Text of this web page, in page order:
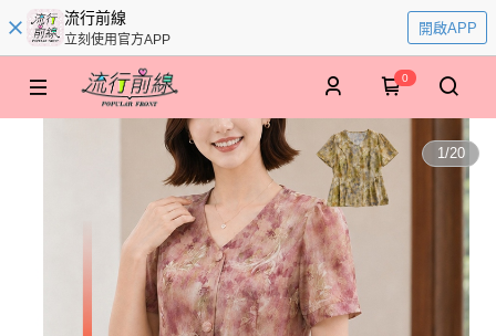
流行前線
立刻使用官方APP
開啟APP
0
1/20